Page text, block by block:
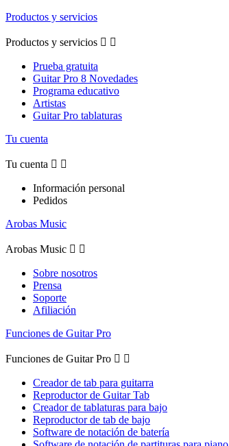
Productos y servicios
Productos y servicios  
Prueba gratuita
Guitar Pro 8 Novedades
Programa educativo
Artistas
Guitar Pro tablaturas
Tu cuenta
Tu cuenta  
Información personal
Pedidos
Arobas Music
Arobas Music  
Sobre nosotros
Prensa
Soporte
Afiliación
Funciones de Guitar Pro
Funciones de Guitar Pro  
Creador de tab para guitarra
Reproductor de Guitar Tab
Creador de tablaturas para bajo
Reproductor de tab de bajo
Software de notación de batería